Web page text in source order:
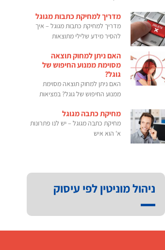
מדריך למחיקת כתבות מגוגל
מדריך למחיקת כתבות מגוגל – איך
להסיר מידע שלילי מתוצאות
האם ניתן למחוק תוצאה
מסוימת ממנוע החיפוש של
גוגל?
האם ניתן למחוק תוצאה מסוימת
ממנוע החיפוש של גוגל? במציאות
מחיקת כתבה מגוגל
מחיקת כתבה מגוגל – יש לנו פתרונות
א' הוא איש
ניהול מוניטין לפי עיסוק